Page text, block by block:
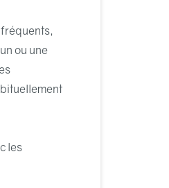
ou une
les